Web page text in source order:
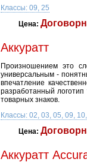
Классы: 09, 25
Цена:
Аккуратт
Произношением это
универсальным -
впечатление
разработанный
товарных знаков.
Классы: 02, 03, 05, 09,
Цена:
Аккуратт